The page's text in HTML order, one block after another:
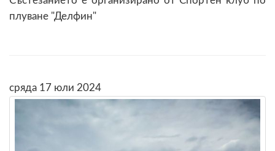
плуване "Делфин"
сряда 17 юли 2024